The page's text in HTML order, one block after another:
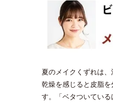
夏のメイクくずれは
乾燥を感じると皮脂
す。「ベタついてい